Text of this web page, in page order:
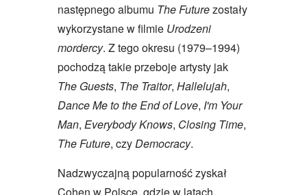
następnego albumu The Futurezostały
wykorzystane w filmie Urodzeni
mordercy. Z tego okresu (1979–1994)
pochodzą takie przeboje artysty jak
The Guests, The Traitor, Hallelujah,
Dance Me to the End of Love, I'm Your
Man, Everybody Knows, Closing Time,
The Future, czyDemocracy.
Nadzwyczajną popularność zyskał
Cohen w Polsce, gdzie w latach